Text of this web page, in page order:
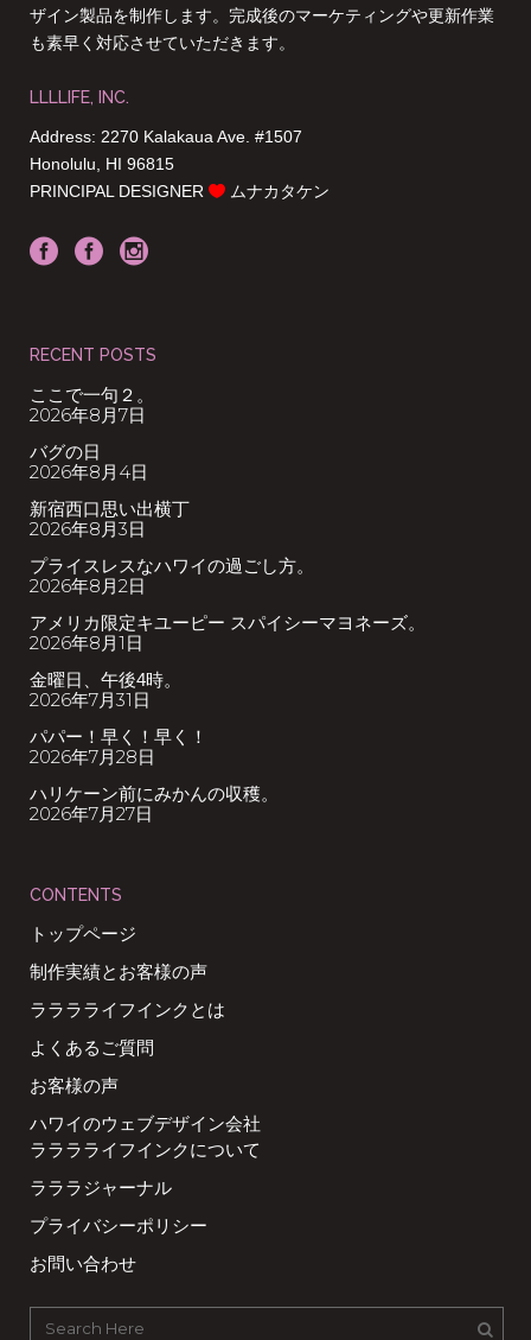
ザイン製品を制作します。完成後のマーケティングや更新作業
も素早く対応させていただきます。
LLLLIFE, INC.
Address: 2270 Kalakaua Ave. #1507
Honolulu, HI 96815
PRINCIPAL DESIGNER
ムナカタケン
RECENT POSTS
ここで一句２。
2026年8月7日
バグの日
2026年8月4日
新宿西口思い出横丁
2026年8月3日
プライスレスなハワイの過ごし方。
2026年8月2日
アメリカ限定キユーピー スパイシーマヨネーズ。
2026年8月1日
金曜日、午後4時。
2026年7月31日
パパー！早く！早く！
2026年7月28日
ハリケーン前にみかんの収穫。
2026年7月27日
CONTENTS
トップページ
制作実績とお客様の声
ラララライフインクとは
よくあるご質問
お客様の声
ハワイのウェブデザイン会社
ラララライフインクについて
ラララジャーナル
プライバシーポリシー
お問い合わせ